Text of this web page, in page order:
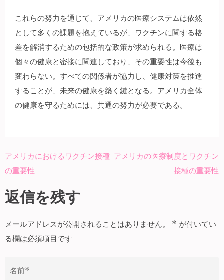
これらの努力を通じて、アメリカの医療システムは依然
として多くの課題を抱えているが、ワクチンに関する格
差を解消するための包括的な政策が求められる。医療は
個々の健康と密接に関連しており、その重要性は今後も
変わらない。すべての関係者が協力し、健康対策を推進
することが、未来の健康を築く鍵となる。アメリカ全体
の健康を守るためには、共通の努力が必要である。
投
ナ
ビ
ゲ
ー
ョ
アメリカにおけるワクチン接種
の重要性
アメリカの医療制度とワクチン
接種の重要性
返信を残す
メールアドレスが公開されることはありません。 * が付いてい
る欄は必須項目です